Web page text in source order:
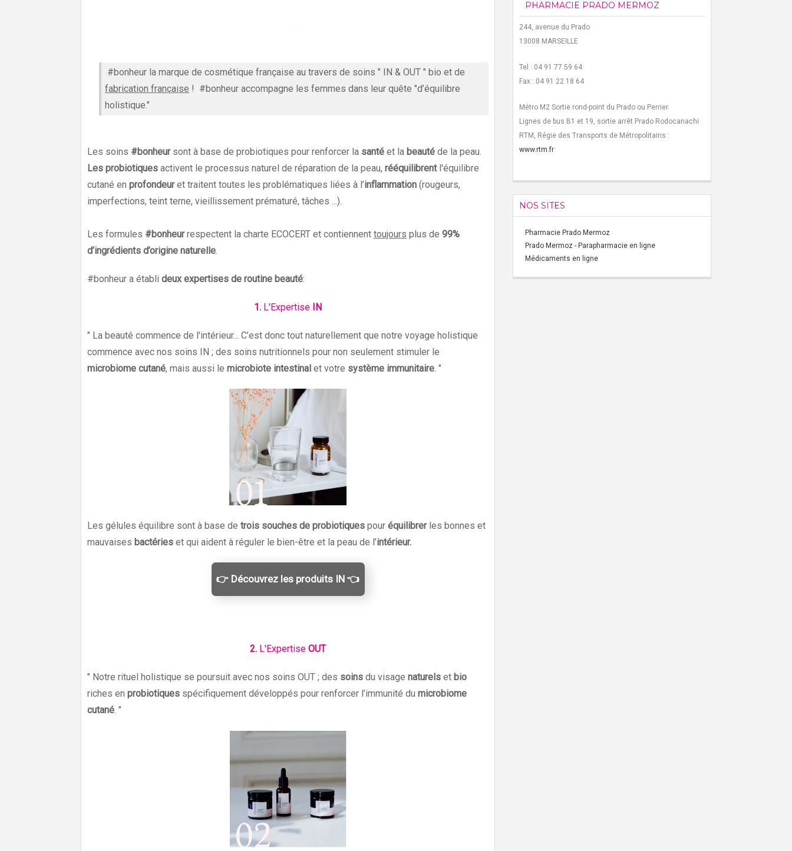
#bonheur la marque de cosmétique française au travers de soins " IN & OUT " bio et de
fabrication française ! #bonheur accompagne les femmes dans leur quête "d’équilibre
holistique."
Les soins #bonheursont à base de probiotiques pour renforcer la santé et la beauté de la peau.
Les probiotiques activent le processus naturel de réparation de la peau, rééquilibrentl'équilibre
cutané en profondeuret traitent toutes les problématiques liées à l’inflammation (rougeurs,
imperfections, teint terne, vieillissement prématuré, tâches ...).
Les formules #bonheur respectent la charte ECOCERT et contiennent toujours plus de 99%
d’ingrédients d’origine naturelle.
#bonheur a établi deux expertises de routine beauté:
1. L'Expertise IN
" La beauté commence de l'intérieur... C’est donc tout naturellement que notre voyage holistique
commence avec nos soins IN ; des soins nutritionnels pour non seulement stimuler le
microbiome cutané, mais aussi le microbiote intestinal et votre système immunitaire. "
Les gélules équilibre sont à base de trois souches de probiotiques pour équilibrerles bonnes et
mauvaises bactéries et qui aident à réguler le bien-être et la peau de l’intérieur.
👉 Découvrez les produits IN 👈
2. L'ExpertiseOUT
" Notre rituel holistique se poursuit avec nos soins OUT ; des soins du visage naturels et bio
riches en probiotiques spécifiquement développés pour renforcer l’immunité du microbiome
cutané. "
PHARMACIE PRADO MERMOZ
244, avenue du Prado
13008 MARSEILLE
Tel : 04 91 77 59 64
Fax : 04 91 22 18 64
Métro M2 Sortie rond-point du Prado ou Perrier.
Lignes de bus B1 et 19, sortie arrêt Prado Rodocanachi
RTM, Régie des Transports de Métropolitains :
www.rtm.fr
NOS SITES
Pharmacie Prado Mermoz
Prado Mermoz - Parapharmacie en ligne
Médicaments en ligne